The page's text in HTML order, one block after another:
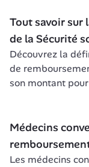
Tout savoir sur
de la Sécurité
Découvrez la
de
son montant
Médecins
Les médecins